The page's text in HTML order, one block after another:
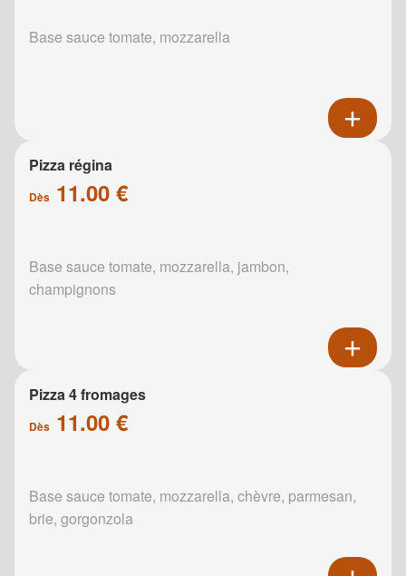
Base sauce tomate, mozzarella
Pizza régina
Dès 11.00 €
Base sauce tomate, mozzarella, jambon,
champignons
Pizza 4 fromages
Dès 11.00 €
Base sauce tomate, mozzarella, chèvre, parmesan,
brie, gorgonzola